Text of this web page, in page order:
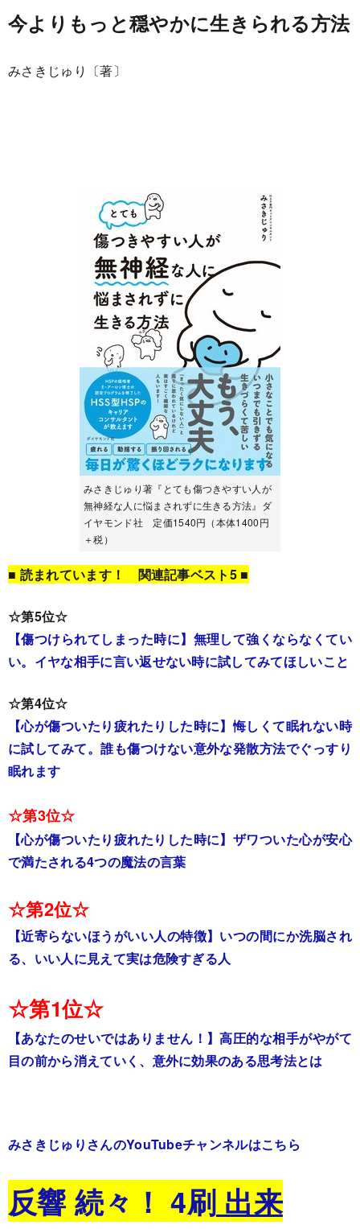
今よりもっと穏やかに生きられる方法
みさきじゅり〔著〕
みさきじゅり著『とても傷つきやすい人が
無神経な人に悩まされずに生きる方法』ダ
イヤモンド社 定価1540円（本体1400円
＋税）
■ 読まれています！ 関連記事ベスト5 ■
☆第5位☆
【傷つけられてしまった時に】無理して強くならなくてい
い。イヤな相手に言い返せない時に試してみてほしいこと
☆第4位☆
【心が傷ついたり疲れたりした時に】悔しくて眠れない時
に試してみて。誰も傷つけない意外な発散方法でぐっすり
眠れます
☆第3位☆
【心が傷ついたり疲れたりした時に】ザワついた心が安心
で満たされる4つの魔法の言葉
☆第2位☆
【近寄らないほうがいい人の特徴】いつの間にか洗脳され
る、いい人に見えて実は危険すぎる人
☆第1位☆
【あなたのせいではありません！】高圧的な相手がやがて
目の前から消えていく、意外に効果のある思考法とは
みさきじゅりさんのYouTubeチャンネルはこちら
反響 続々！ 4刷出来